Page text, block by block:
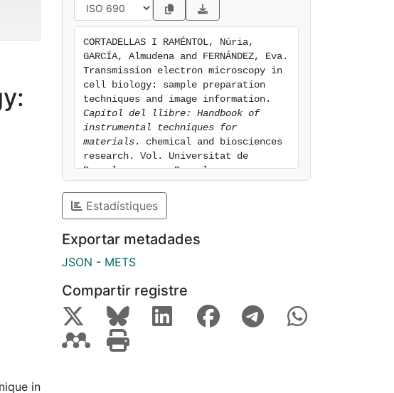
in
CORTADELLAS I RAMÉNTOL, Núria,
GARCÍA, Almudena and FERNÁNDEZ, Eva.
Transmission electron microscopy in
cell biology: sample preparation
Capítol del llibre: Handbook of
instrumental techniques for
materials . chemical and biosciences
research. Vol. Universitat de
Barcelona, num. Barcelona, pags.
2026]. Available at:
https://hdl.handle.net/2445/31942
Estadístiques
Exportar metadades
JSON - METS
Compartir registre